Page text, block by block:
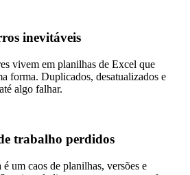
inevitáveis
vivem em planilhas de Excel que
forma. Duplicados, desatualizados e
algo falhar.
trabalho perdidos
um caos de planilhas, versões e